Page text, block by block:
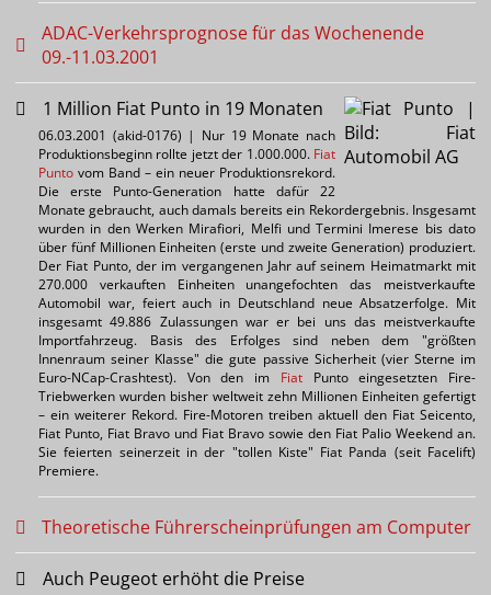
ADAC-Verkehrsprognose für das Wochenende
09.-11.03.2001
1 Million Fiat Punto in 19 Monaten
06.03.2001 (akid-0176) | Nur 19 Monate nach
Produktionsbeginn rollte jetzt der 1.000.000. Fiat
Punto vom Band – ein neuer Produktionsrekord.
Die erste Punto-Generation hatte dafür 22
Monate gebraucht, auch damals bereits ein Rekordergebnis. Insgesamt
wurden in den Werken Mirafiori, Melfi und Termini Imerese bis dato
über fünf Millionen Einheiten (erste und zweite Generation) produziert.
Der Fiat Punto, der im vergangenen Jahr auf seinem Heimatmarkt mit
270.000 verkauften Einheiten unangefochten das meistverkaufte
Automobil war, feiert auch in Deutschland neue Absatzerfolge. Mit
insgesamt 49.886 Zulassungen war er bei uns das meistverkaufte
Importfahrzeug. Basis des Erfolges sind neben dem "größten
Innenraum seiner Klasse" die gute passive Sicherheit (vier Sterne im
Euro-NCap-Crashtest). Von den im FiatPunto eingesetzten Fire-
Triebwerken wurden bisher weltweit zehn Millionen Einheiten gefertigt
– ein weiterer Rekord. Fire-Motoren treiben aktuell den Fiat Seicento,
Fiat Punto, Fiat Bravo und Fiat Bravo sowie den Fiat Palio Weekend an.
Sie feierten seinerzeit in der "tollen Kiste" Fiat Panda (seit Facelift)
Premiere.
Theoretische Führerscheinprüfungen am Computer
Auch Peugeot erhöht die Preise